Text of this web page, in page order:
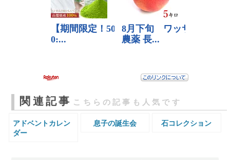
関連記事 こちらの記事も人気です
アドベントカレン
ダー
息子の誕生会 石コレクション